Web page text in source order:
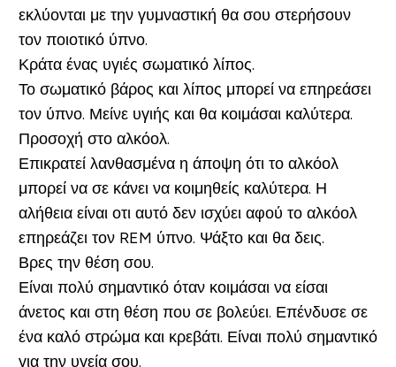
εκλύονται με την γυμναστική θα σου στερήσουν
τον ποιοτικό ύπνο.
Κράτα ένας υγιές σωματικό λίπος.
Το σωματικό βάρος και λίπος μπορεί να επηρεάσει
τον ύπνο. Μείνε υγιής και θα κοιμάσαι καλύτερα.
Προσοχή στο αλκόολ.
Επικρατεί λανθασμένα η άποψη ότι το αλκόολ
μπορεί να σε κάνει να κοιμηθείς καλύτερα. Η
αλήθεια είναι οτι αυτό δεν ισχύει αφού το αλκόολ
επηρεάζει τον REM ύπνο. Ψάξτο και θα δεις.
Βρες την θέση σου.
Είναι πολύ σημαντικό όταν κοιμάσαι να είσαι
άνετος και στη θέση που σε βολεύει. Επένδυσε σε
ένα καλό στρώμα και κρεβάτι. Είναι πολύ σημαντικό
για την υγεία σου.